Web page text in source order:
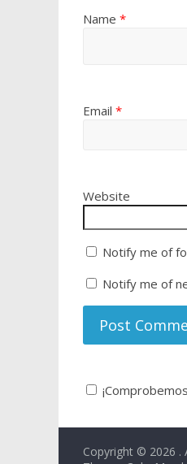
Name *
Email *
Website
Notify me of
Notify me of
Copyright © 2026 .